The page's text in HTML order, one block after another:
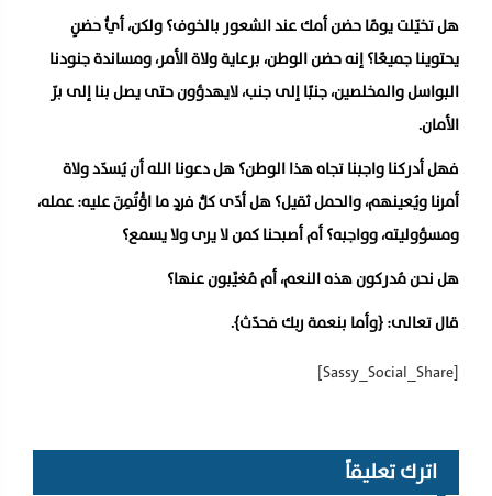
هل تخيّلت يومًا حضن أمك عند الشعور بالخوف؟ ولكن، أيُّ حضنٍ
يحتوينا جميعًا؟ إنه حضن الوطن، برعاية ولاة الأمر، ومساندة جنودنا
البواسل والمخلصين، جنبًا إلى جنب، لايهدؤون حتى يصل بنا إلى برّ
الأمان.
فهل أدركنا واجبنا تجاه هذا الوطن؟ هل دعونا الله أن يُسدّد ولاة
أمرنا ويُعينهم، والحمل ثقيل؟ هل أدّى كلُّ فردٍ ما اؤْتُمِنَ عليه: عمله،
ومسؤوليته، وواجبه؟ أم أصبحنا كمن لا يرى ولا يسمع؟
هل نحن مُدركون هذه النعم، أم مُغيَّبون عنها؟
قال تعالى: ﴿وأما بنعمة ربك فحدّث﴾.
[Sassy_Social_Share]
اترك تعليقاً